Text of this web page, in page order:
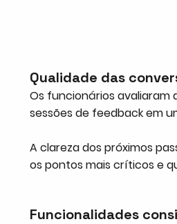
Qualidade das
Os funcionários avaliaram
sessões de feedback em
A clareza dos próximos
os pontos mais críticos e
Funcionalidades